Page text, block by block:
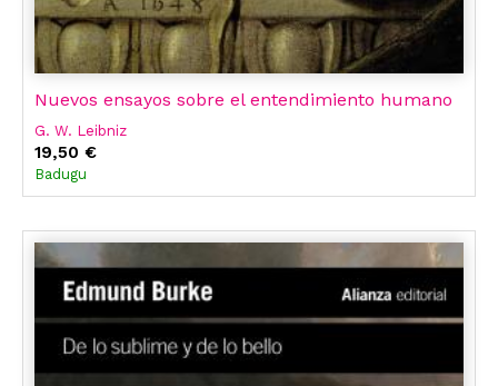
Nuevos ensayos sobre el entendimiento humano
G. W. Leibniz
19,50 €
Badugu